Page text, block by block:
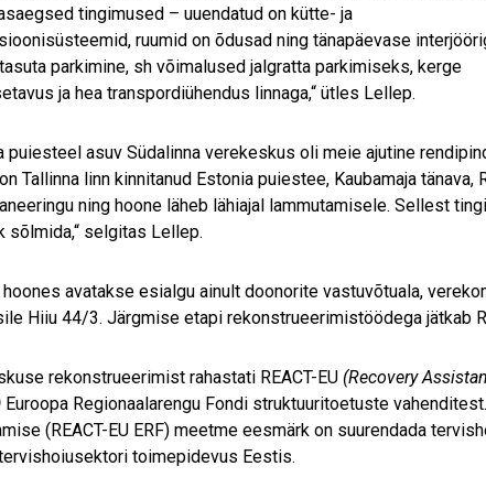
tingimused – uuendatud on kütte- ja
ruumid on õdusad ning tänapäevase
parkimine, sh võimalused jalgratta parkimiseks, kerge
ja hea transpordiühendus linnaga,“ ütles Lellep.
puiesteel asuv Südalinna verekeskus oli meie ajutine
Tallinna linn kinnitanud Estonia puiestee, Kaubamaja
ning hoone läheb lähiajal lammutamisele. Sellest
sõlmida,“ selgitas Lellep.
hoones avatakse esialgu ainult doonorite vastuvõtuala,
Hiiu 44/3. Järgmise etapi rekonstrueerimistöödega jätkab
rekonstrueerimist rahastati REACT-EU (Recovery
Euroopa Regionaalarengu Fondi struktuuritoetuste
(REACT-EU ERF) meetme eesmärk on suurendada
toimepidevus Eestis.